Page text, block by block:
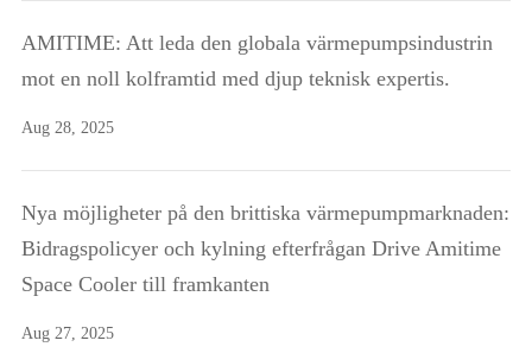
AMITIME: Att leda den globala värmepumpsindustrin
mot en noll kolframtid med djup teknisk expertis.
Aug 28, 2025
Nya möjligheter på den brittiska värmepumpmarknaden:
Bidragspolicyer och kylning efterfrågan Drive Amitime
Space Cooler till framkanten
Aug 27, 2025